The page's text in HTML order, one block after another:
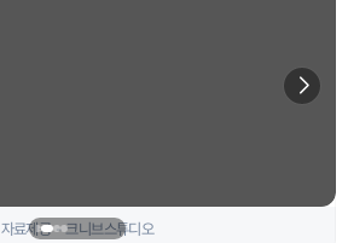
자료제공 - 크니브스튜디오